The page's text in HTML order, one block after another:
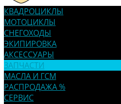
КВАДРОЦИКЛЫ
МОТОЦИКЛЫ
СНЕГОХОДЫ
ЭКИПИРОВКА
АКСЕССУАРЫ
ЗАПЧАСТИ
МАСЛА И ГСМ
РАСПРОДАЖА %
СЕРВИС